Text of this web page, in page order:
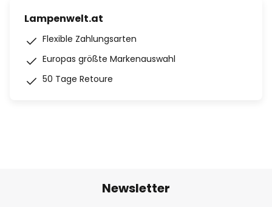
Lampenwelt.at
Flexible Zahlungsarten
Europas größte Markenauswahl
50 Tage Retoure
Newsletter